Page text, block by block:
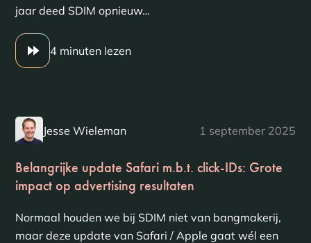
jaar deed SDIM opnieuw…
4 minuten lezen
Jesse Wieleman 1 september 2025
Belangrijke update Safari m.b.t. click-IDs: Grote
impact op advertising resultaten
Normaal houden we bij SDIM niet van bangmakerij,
maar deze update van Safari / Apple gaat wél een